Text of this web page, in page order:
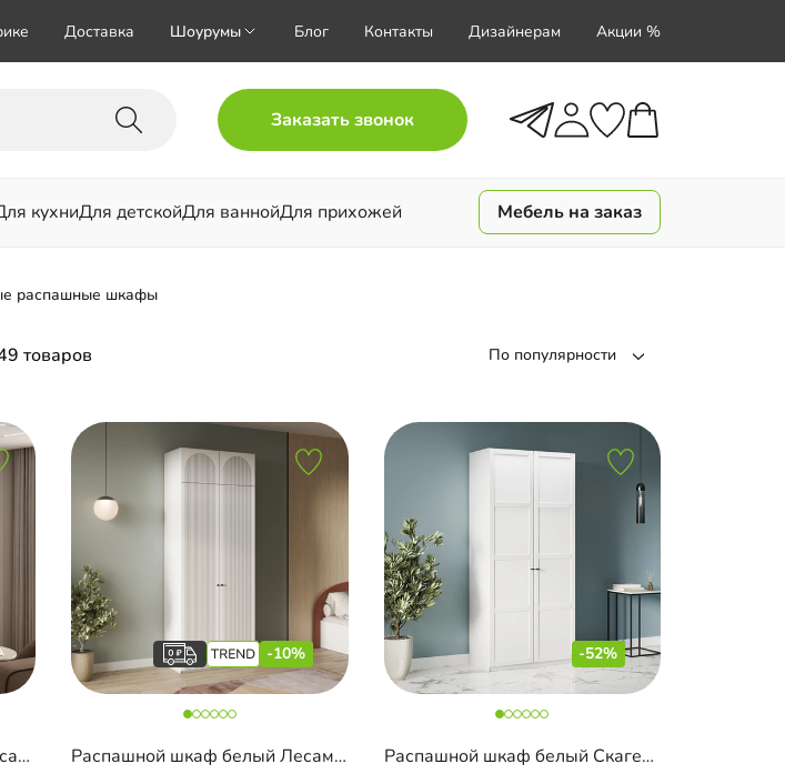
Доставка Шоурумы Блог Контакты Дизайнерам Акции %
Заказать звонок
кухниДля детскойДля ваннойДля прихожей Мебель на заказ
распашные шкафы
товаров По популярности
Распашной шкаф белый Капса-3.1.2
-10%
Распашной шкаф белый Лесама-2 Декор 1 с антресолью
-52%
Распашной шкаф белый Скаген-2